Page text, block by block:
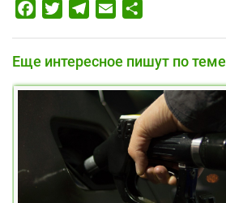
FacebookTwitterTelegram
Email
Еще интересное пишут по теме